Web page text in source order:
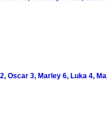
Oscar 3, Marley 6, Luka 4,